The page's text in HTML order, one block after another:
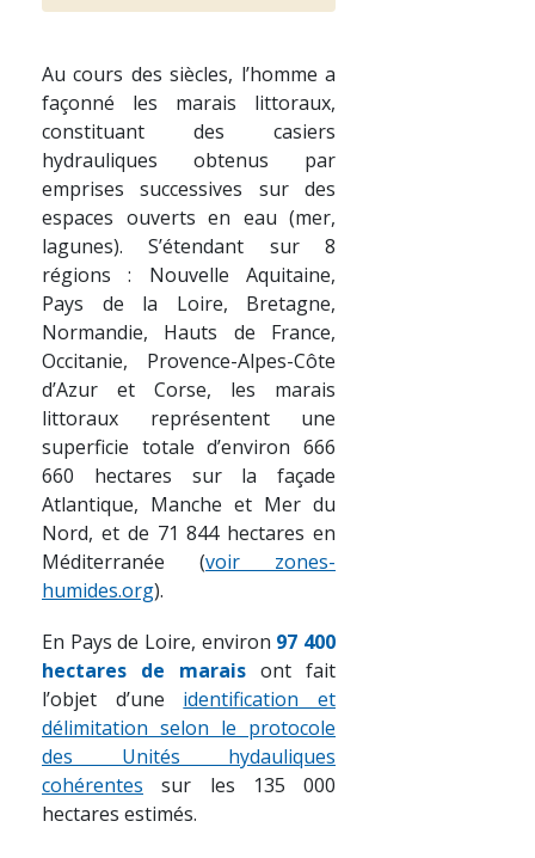
Au cours des siècles, l’homme a
façonné les marais littoraux,
constituant des casiers
hydrauliques obtenus par
emprises successives sur des
espaces ouverts en eau (mer,
lagunes). S’étendant sur 8
régions : Nouvelle Aquitaine,
Pays de la Loire, Bretagne,
Normandie, Hauts de France,
Occitanie, Provence-Alpes-Côte
d’Azur et Corse, les marais
littoraux représentent une
superficie totale d’environ 666
660 hectares sur la façade
Atlantique, Manche et Mer du
Nord, et de 71 844 hectares en
Méditerranée (voir zones-
humides.org).
En Pays de Loire, environ 97 400
hectares de marais ont fait
l’objet d’une identification et
délimitation selon le protocole
des Unités hydauliques
cohérentes sur les 135 000
hectares estimés.